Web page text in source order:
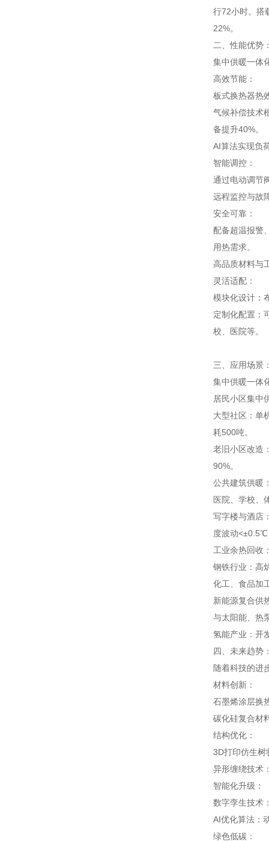
行72小时。搭
22%。
二、性能优势
集中供暖一体
高效节能：
板式换热器热
气候补偿技术
备提升40%。
AI算法实现负
智能调控：
通过电动调节
远程监控与故
安全可靠：
配备超温报警
用热需求。
高品质材料与
灵活适配：
模块化设计：
定制化配置：
校、医院等。
三、应用场景
集中供暖一体
居民小区集中
大型社区：单
耗500吨。
老旧小区改造
90%。
公共建筑供暖
医院、学校、
写字楼与酒店
度波动<±0.5℃
工业余热回收
钢铁行业：高
化工、食品加
新能源复合供
与太阳能、热
氢能产业：开
四、未来趋势
随着科技的进
材料创新：
石墨烯涂层换
碳化硅复合材
结构优化：
3D打印仿生
异形缠绕技术
智能化升级：
数字孪生技术
AI优化算法：
绿色低碳：